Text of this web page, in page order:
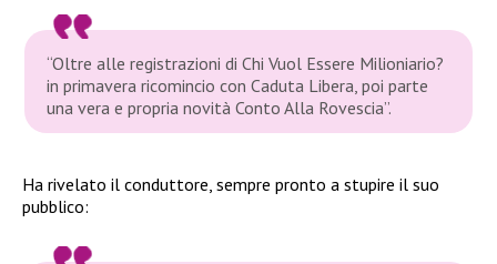
“Oltre alle registrazioni di Chi Vuol Essere Milioniario?
in primavera ricomincio con Caduta Libera, poi parte
una vera e propria novità Conto Alla Rovescia”.
Ha rivelato il conduttore, sempre pronto a stupire il suo
pubblico: